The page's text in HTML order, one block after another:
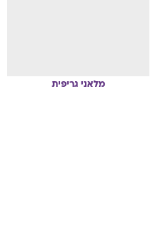
מלאני גריפית